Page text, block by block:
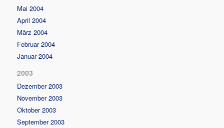
Mai 2004
April 2004
März 2004
Februar 2004
Januar 2004
2003
Dezember 2003
November 2003
Oktober 2003
September 2003